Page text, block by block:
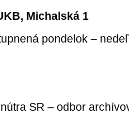
Michalská 1
pondelok –
SR – odbor